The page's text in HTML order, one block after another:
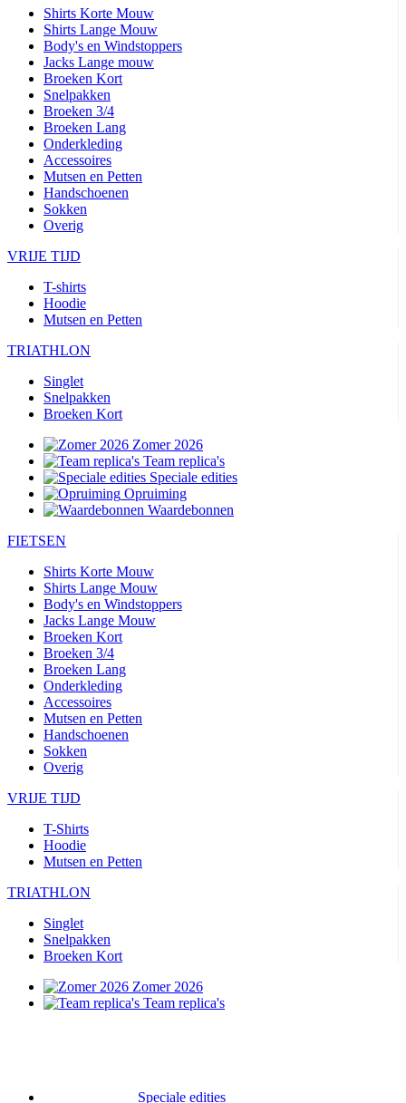
Shirts Korte Mouw
Shirts Lange Mouw
Body's en Windstoppers
Jacks Lange mouw
Broeken Kort
Snelpakken
Broeken 3/4
Broeken Lang
Onderkleding
Accessoires
Mutsen en Petten
Handschoenen
Sokken
Overig
VRIJE TIJD
T-shirts
Hoodie
Mutsen en Petten
TRIATHLON
Singlet
Snelpakken
Broeken Kort
Zomer 2026
Team replica's
Speciale edities
Opruiming
Waardebonnen
FIETSEN
Shirts Korte Mouw
Shirts Lange Mouw
Body's en Windstoppers
Jacks Lange Mouw
Broeken Kort
Broeken 3/4
Broeken Lang
Onderkleding
Accessoires
Mutsen en Petten
Handschoenen
Sokken
Overig
VRIJE TIJD
T-Shirts
Hoodie
Mutsen en Petten
TRIATHLON
Singlet
Snelpakken
Broeken Kort
Zomer 2026
Team replica's